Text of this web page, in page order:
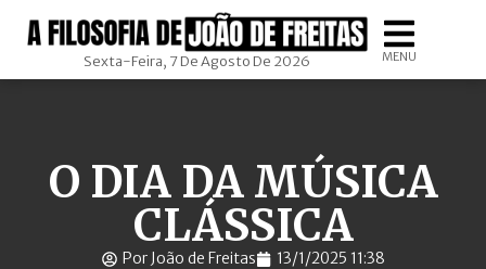
Sexta-Feira, 7 De Agosto De 2026 MENU
O DIA DA MÚSICA
CLÁSSICA
Por João de Freitas 13/1/2025 11:38